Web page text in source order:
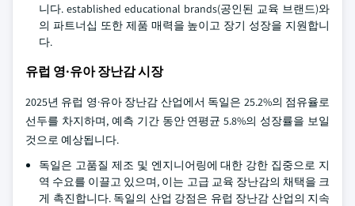
니다. established educational brands(공인된 교육 브랜드)와
의 파트너십 또한 제품 매력을 높이고 장기 성장을 지원합니
다.
유럽 영·유아 장난감 시장
2025년 유럽 영·유아 장난감 산업에서 독일은 25.2%의 점유율로
선두를 차지하며, 예측 기간 동안 연평균 5.8%의 성장률을 보일
것으로 예상됩니다.
독일은 고품질 제조 및 엔지니어링에 대한 강한 집중으로 지
역 수요를 이끌고 있으며, 이는 고급 교육 장난감의 채택을 크
게 촉진합니다. 독일의 산업 강점은 유럽 장난감 산업의 지속